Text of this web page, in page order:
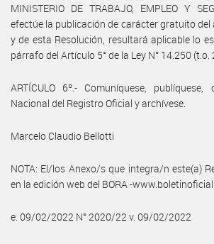
MINISTERIO DE TRABAJO, EMPLEO Y
efectúe la publicación de carácter gratuito
y de esta Resolución, resultará aplicable lo
párrafo del Artículo 5° de la Ley N° 14.250 (t.o.
ARTÍCULO 6º.- Comuníquese,
Nacional del Registro Oficial y archívese.
Marcelo Claudio Bellotti
NOTA: El/los Anexo/s que integra/n este(a)
en la edición web del BORA -
e. 09/02/2022 N° 2020/22 v. 09/02/2022